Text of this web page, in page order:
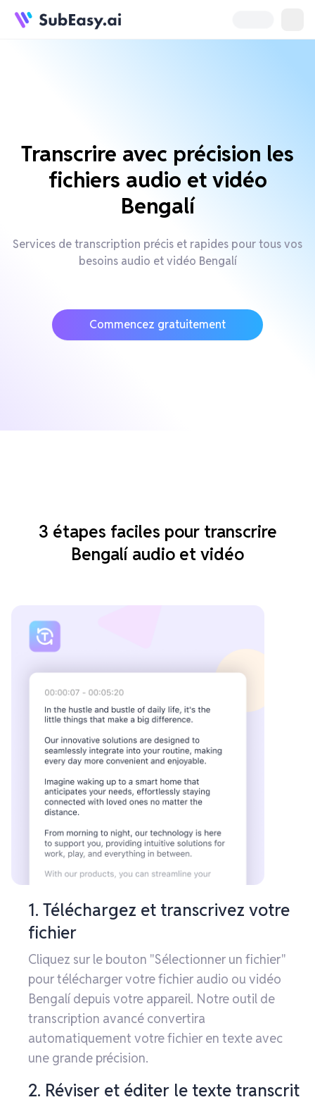
Transcrire avec précision les
fichiers audio et vidéo
Bengalí
Services de transcription précis et rapides pour tous vos
besoins audio et vidéo Bengalí
Commencez gratuitement
3 étapes faciles pour transcrire
Bengalí audio et vidéo
1. Téléchargez et transcrivez votre
fichier
Cliquez sur le bouton "Sélectionner un fichier"
pour télécharger votre fichier audio ou vidéo
Bengalí depuis votre appareil. Notre outil de
transcription avancé convertira
automatiquement votre fichier en texte avec
une grande précision.
2. Réviser et éditer le texte transcrit